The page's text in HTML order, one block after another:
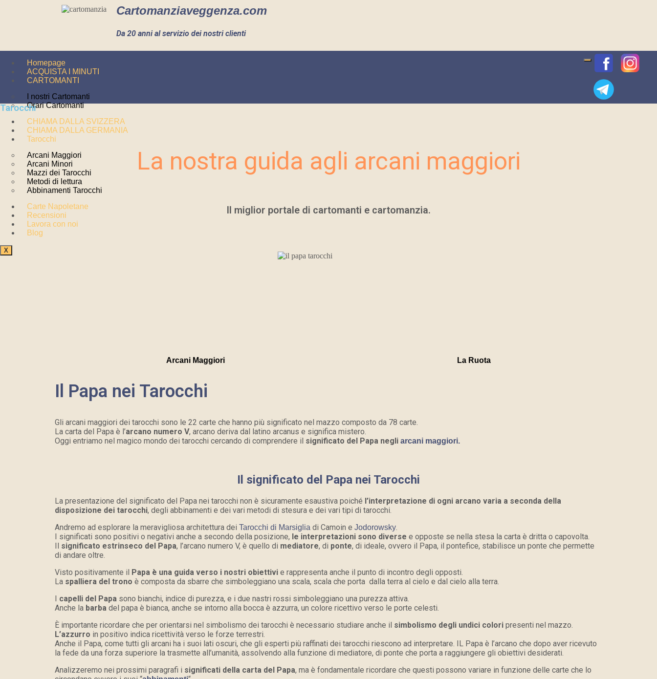
Cartomanziaveggenza.com
Da 20 anni al servizio dei nostri clienti
Homepage
ACQUISTA I MINUTI
CARTOMANTI
I nostri Cartomanti
Orari Cartomanti
CHIAMA DALLA SVIZZERA
CHIAMA DALLA GERMANIA
Tarocchi
Arcani Maggiori
Arcani Minori
Mazzi dei Tarocchi
Metodi di lettura
Abbinamenti Tarocchi
Carte Napoletane
Recensioni
Lavora con noi
Blog
X
Tarocchi
La nostra guida agli arcani maggiori
Il miglior portale di cartomanti e cartomanzia.
Arcani Maggiori La Ruota
Il Papa nei Tarocchi
Gli arcani maggiori dei tarocchi sono le 22 carte che hanno più significato nel mazzo composto da 78 carte.
La carta del Papa è l’arcano numero V, arcano deriva dal latino arcanus e significa mistero.
Oggi entriamo nel magico mondo dei tarocchi cercando di comprendere il significato del Papa negli arcani maggiori.
Il significato del Papa nei Tarocchi
La presentazione del significato del Papa nei tarocchi non è sicuramente esaustiva poiché l’interpretazione di ogni arcano varia a seconda della
disposizione dei tarocchi, degli abbinamenti e dei vari metodi di stesura e dei vari tipi di tarocchi.
Andremo ad esplorare la meravigliosa architettura dei Tarocchi di Marsiglia di Camoin e Jodorowsky
I significati sono positivi o negativi anche a secondo della posizione, le interpretazioni sono diverse e opposte se nella stesa la carta è dritta o capovolta.
Il significato estrinseco del Papa, l’arcano numero V, è quello di mediatore, di ponte, di ideale, ovvero il Papa, il pontefice, stabilisce un ponte che permette
di andare oltre.
Visto positivamente il Papa è una guida verso i nostri obiettivi e rappresenta anche il punto di incontro degli opposti.
La spalliera del trono è composta da sbarre che simboleggiano una scala, scala che porta dalla terra al cielo e dal cielo alla terra.
I capelli del Papa sono bianchi, indice di purezza, e i due nastri rossi simboleggiano una purezza attiva.
Anche la barba del papa è bianca, anche se intorno alla bocca è azzurra, un colore ricettivo verso le porte celesti.
È importante ricordare che per orientarsi nel simbolismo dei tarocchi è necessario studiare anche il simbolismo degli undici colori presenti nel mazzo.
L’azzurro in positivo indica ricettività verso le forze terrestri.
Anche il Papa, come tutti gli arcani ha i suoi lati oscuri, che gli esperti più raffinati dei tarocchi riescono ad interpretare. IL Papa è l’arcano che dopo aver ricevuto
la fede da una forza superiore la trasmette all’umanità, assolvendo alla funzione di mediatore, di ponte che porta a raggiungere gli obiettivi desiderati.
Analizzeremo nei prossimi paragrafi i significati della carta del Papa, ma è fondamentale ricordare che questi possono variare in funzione delle carte che lo